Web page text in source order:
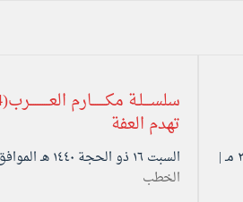
تهدم العفة
السبت ۱٦ ذو الحجة ۱٤٤۰ هـ الموافق ۱۷ أغسطس ۲۰۱۹ مـ |
الخطب